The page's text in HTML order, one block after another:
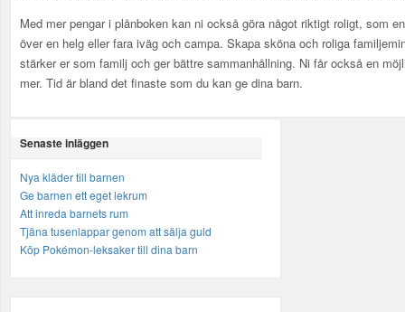
Med mer pengar i plånboken kan ni också göra något riktigt roligt, som
över en helg eller fara iväg och campa. Skapa sköna och roliga
stärker er som familj och ger bättre sammanhållning. Ni får också en
mer. Tid är bland det finaste som du kan ge dina barn.
Senaste inläggen
Nya kläder till barnen
Ge barnen ett eget lekrum
Att inreda barnets rum
Tjäna tusenlappar genom att sälja guld
Köp Pokémon-leksaker till dina barn